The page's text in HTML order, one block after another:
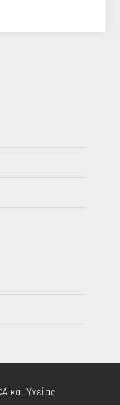
και Υγείας